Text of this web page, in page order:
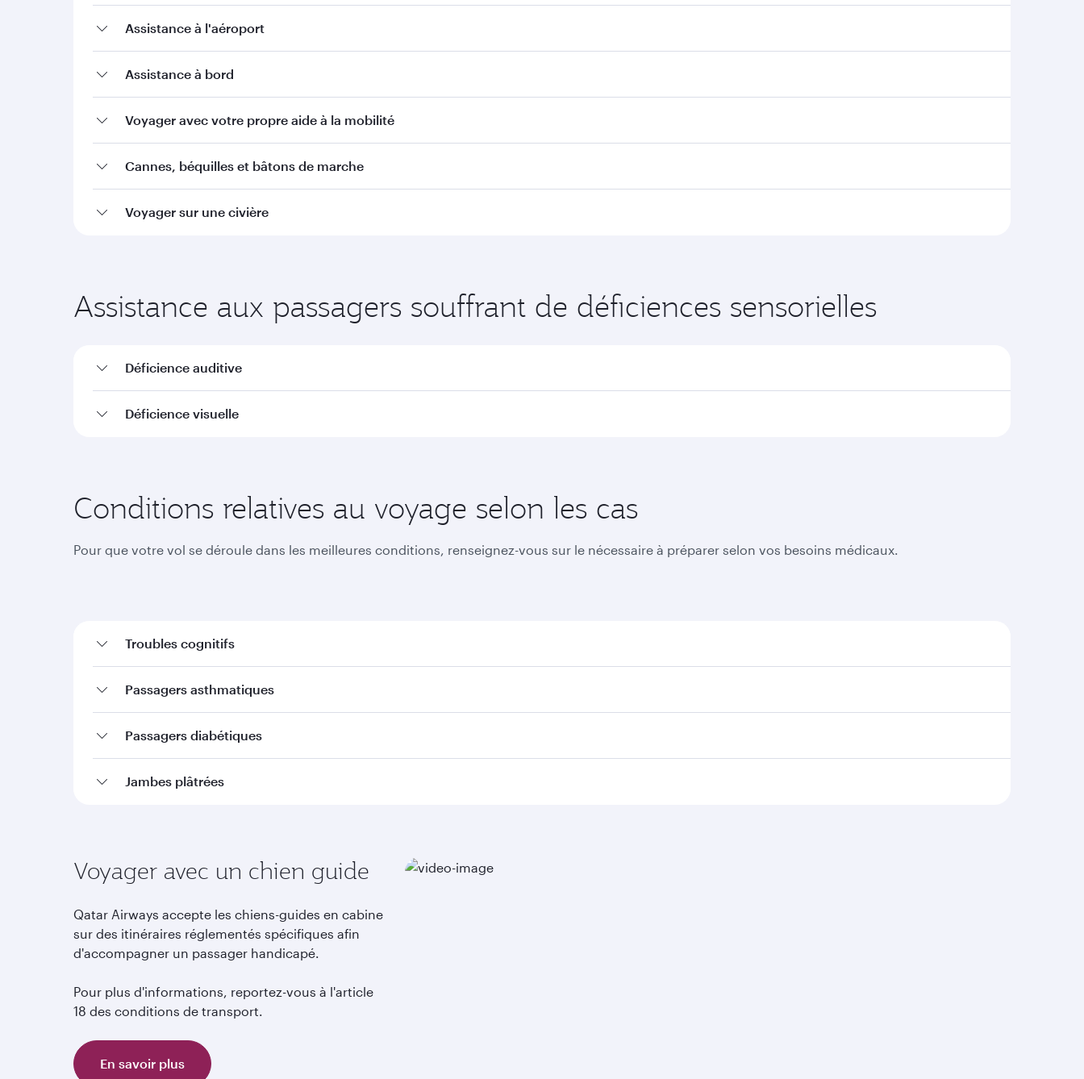
Assistance à l'aéroport
Assistance à bord
Voyager avec votre propre aide à la mobilité
Cannes, béquilles et bâtons de marche
Voyager sur une civière
Assistance aux passagers souffrant de déficiences sensorielles
Déficience auditive
Déficience visuelle
Conditions relatives au voyage selon les cas
Pour que votre vol se déroule dans les meilleures conditions, renseignez-vous sur le nécessaire à préparer selon vos besoins médicaux.
Troubles cognitifs
Passagers asthmatiques
Passagers diabétiques
Jambes plâtrées
Voyager avec un chien guide
Qatar Airways accepte les chiens-guides en cabine
sur des itinéraires réglementés spécifiques afin
d'accompagner un passager handicapé.
Pour plus d'informations, reportez-vous à l'article
18 des conditions de transport.
En savoir plus